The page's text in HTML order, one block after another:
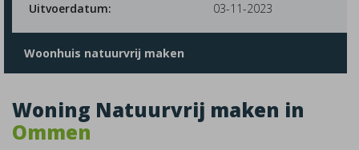
Uitvoerdatum:
03-11-2023
Woonhuis natuurvrij maken
Woning Natuurvrij maken in
Ommen